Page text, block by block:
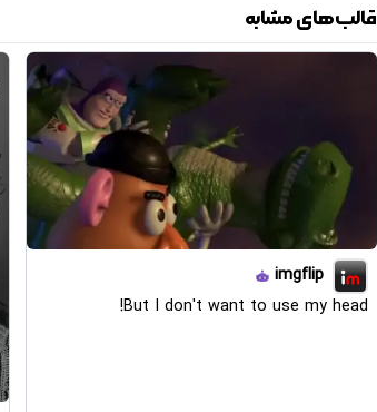
قالب‌های مشابه
imgflip
But I don't want to use my head!